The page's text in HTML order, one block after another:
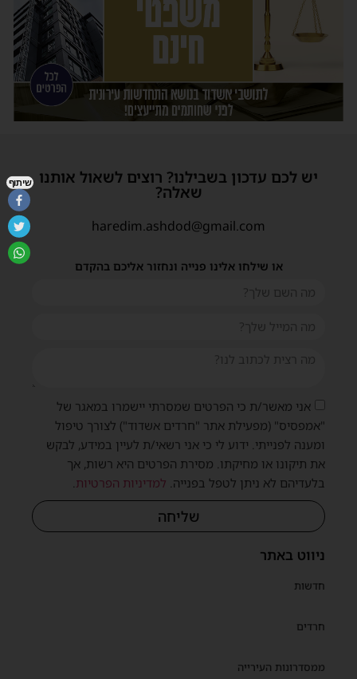
ניווט באתר
חדשות
חרדים
ממסדרונות העירייה
יש לכם עדכון בשבילנו? רוצים לשאול אותנו
שאלה?
haredim.ashdod@gmail.com
או שילחו אלינו פנייה ונחזור אליכם בהקדם
אני מאשר/ת כי הפרטים שמסרתי יישמרו במאגר של
"אמפסיס" (מפעילת אתר "חרדים אשדוד") לצורך טיפול
ומענה לפנייתי. ידוע לי כי אני רשאי/ת לעיין במידע, לבקש
את תיקונו או מחיקתו. מסירת הפרטים היא רשות, אך
בלעדיהם לא ניתן לטפל בפנייה. למדיניות הפרטיות
שליחה
שיתוף